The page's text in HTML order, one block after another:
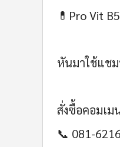
💊Pro Vit
หันมาใช้แช
สั่งซื้อคอมเม
📞 081-